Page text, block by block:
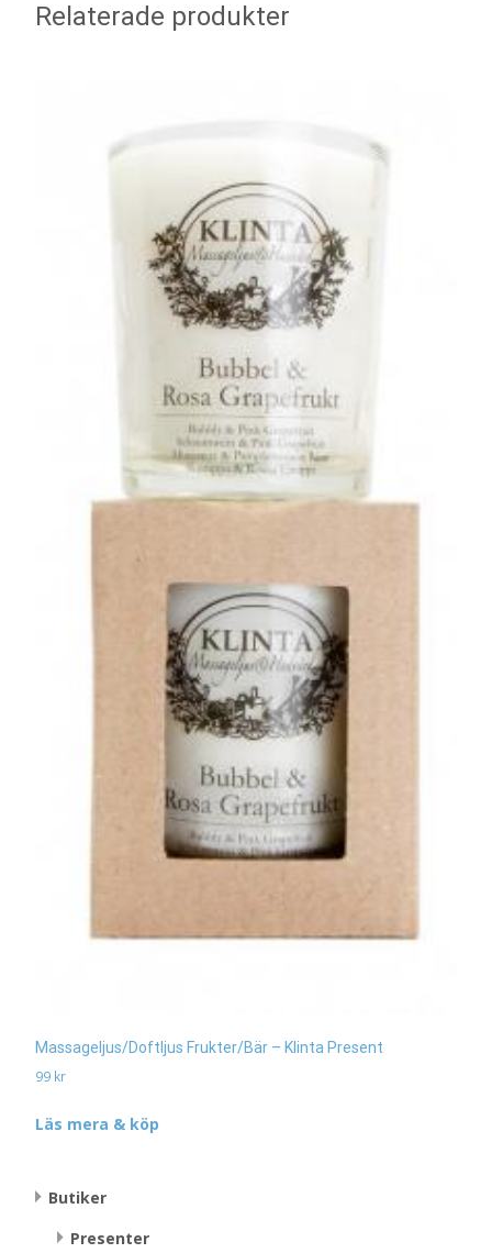
Relaterade produkter
Massageljus/Doftljus Frukter/Bär – Klinta Present
99 kr
Läs mera & köp
Butiker
Presenter